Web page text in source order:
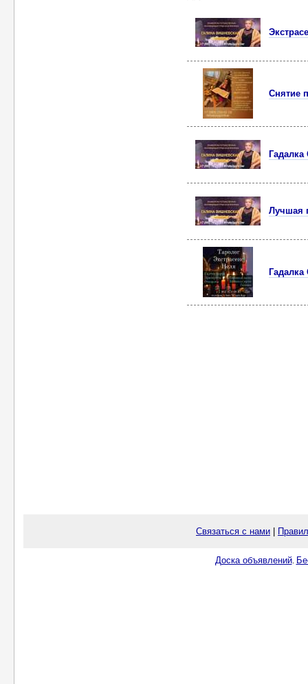
Снятие
Лучшая
Связаться с нами
Доска объявлений.